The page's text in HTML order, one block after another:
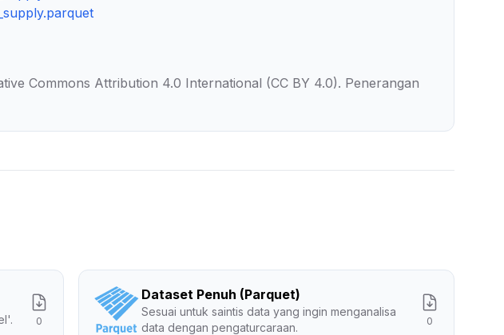
Commons Attribution 4.0 International (CC BY 4.0). Penerangan
0
Dataset Penuh (Parquet)
Sesuai untuk saintis data yang ingin menganalisa
data dengan pengaturcaraan.
0